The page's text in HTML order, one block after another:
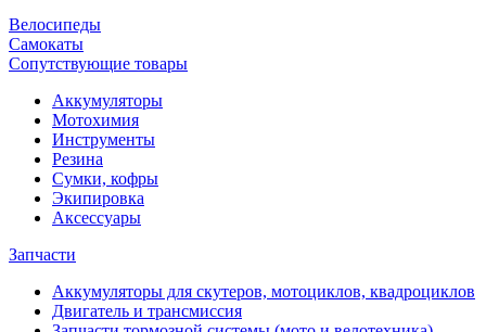
Велосипеды
Самокаты
Сопутствующие товары
Аккумуляторы
Мотохимия
Инструменты
Резина
Сумки, кофры
Экипировка
Аксессуары
Запчасти
Аккумуляторы для скутеров, мотоциклов, квадроциклов
Двигатель и трансмиссия